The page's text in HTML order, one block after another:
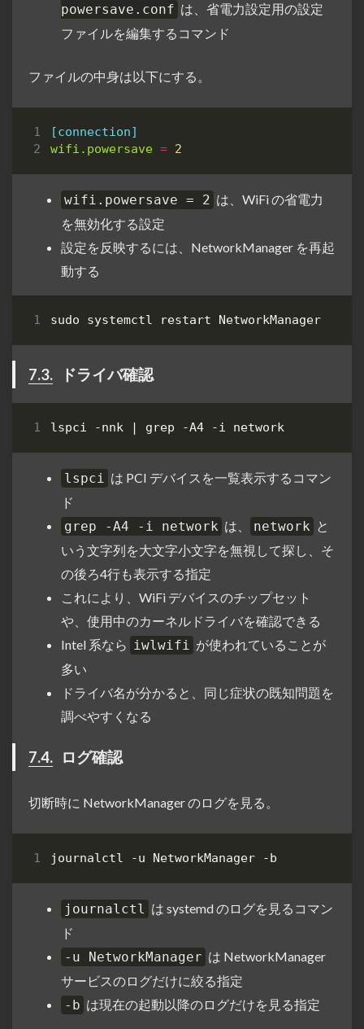
powersave.conf は、省電力設定用の設定
ファイルを編集するコマンド
ファイルの中身は以下にする。
[connection]
wifi.powersave = 2
wifi.powersave = 2 は、WiFi の省電力
を無効化する設定
設定を反映するには、NetworkManager を再起
動する
7.3. ドライバ確認
lspci -nnk
lspci は PCI デバイスを一覧表示するコマン
ド
grep -A4 -i network は、 network と
いう文字列を大文字小文字を無視して探し、そ
の後ろ4行も表示する指定
これにより、WiFi デバイスのチップセット
や、使用中のカーネルドライバを確認できる
Intel 系なら iwlwifi が使われていることが
多い
ドライバ名が分かると、同じ症状の既知問題を
調べやすくなる
7.4. ログ確認
切断時に NetworkManager のログを見る。
journalctl は systemd のログを見るコマン
ド
-u NetworkManager は NetworkManager
サービスのログだけに絞る指定
-b は現在の起動以降のログだけを見る指定